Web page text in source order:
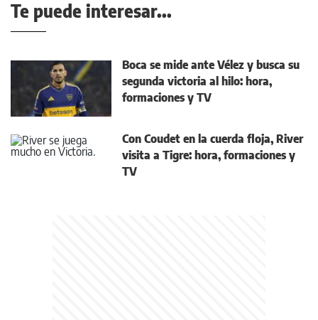
Te puede interesar...
Boca se mide ante Vélez y busca su
segunda victoria al hilo: hora,
formaciones y TV
Con Coudet en la cuerda floja, River
visita a Tigre: hora, formaciones y
TV